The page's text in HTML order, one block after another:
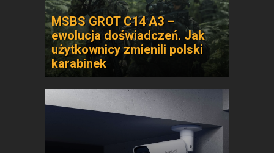
MSBS GROT C14 A3 –
ewolucja doświadczeń. Jak
użytkownicy zmienili polski
karabinek